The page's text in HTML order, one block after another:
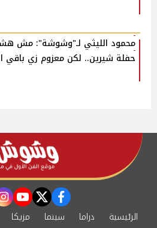
محمود الليثي لـ"وشوشة": مش
حفلة شيرين.. لكن معزوم زي باقي
facebook
twitter
الرئيسية دراما سينما مزيكا